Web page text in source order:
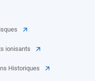
ionisants
Historiques